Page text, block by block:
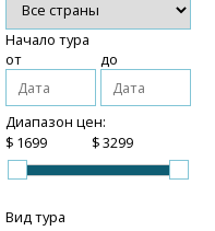
Начало тура
от
до
Диапазон цен:
$
$
Вид тура